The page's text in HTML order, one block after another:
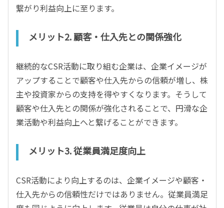
繋がり利益向上に至ります。
メリット2. 顧客・仕入先との関係強化
継続的なCSR活動に取り組む企業は、企業イメージが
アップすることで顧客や仕入先からの信頼が増し、株
主や投資家からの支持を得やすくなります。そうして
顧客や仕入先との関係が強化されることで、円滑な企
業活動や利益向上へと繋げることができます。
メリット3. 従業員満足度向上
CSR活動により向上するのは、企業イメージや顧客・
仕入先からの信頼性だけではありません。従業員満足